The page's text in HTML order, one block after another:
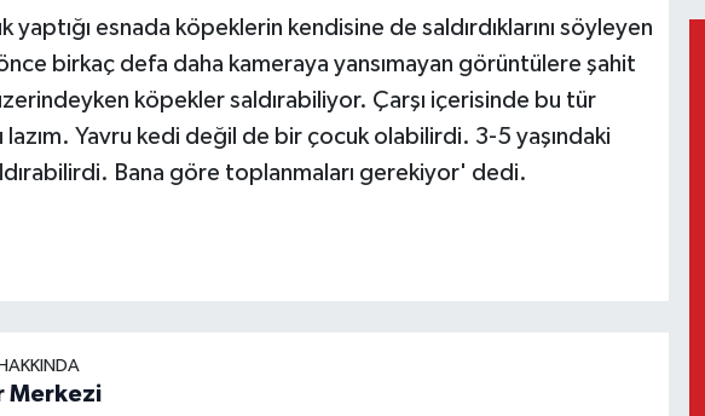
esnada köpeklerin kendisine de saldırdıklarını söyleyen
birkaç defa daha kameraya yansımayan görüntülere şahit
köpekler saldırabiliyor. Çarşı içerisinde bu tür
lazım. Yavru kedi değil de bir çocuk olabilirdi. 3-5 yaşındaki
Bana göre toplanmaları gerekiyor' dedi.
Merkezi